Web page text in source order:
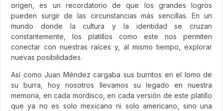
origen, es un recordatorio de que los grandes logros
pueden surgir de las circunstancias más sencillas. En un
mundo donde la cultura y la identidad se cruzan
constantemente, los platillos como este nos permiten
conectar con nuestras raíces y, al mismo tiempo, explorar
nuevas posibilidades.
Así como Juan Méndez cargaba sus burritos en el lomo de
su burra, hoy nosotros llevamos su legado en nuestra
memoria, en cada mordisco, en cada versión de este platillo
que ya no es solo mexicano ni solo americano, sino una